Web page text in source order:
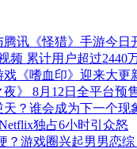
讯《怪猎》手游今日
频 累计用户超过2440
《嗜血印》迎来大更
》 8月12日全平台预
？谁会成为下一个现
独占6小时引众怒
？游戏圈兴起男男恋综